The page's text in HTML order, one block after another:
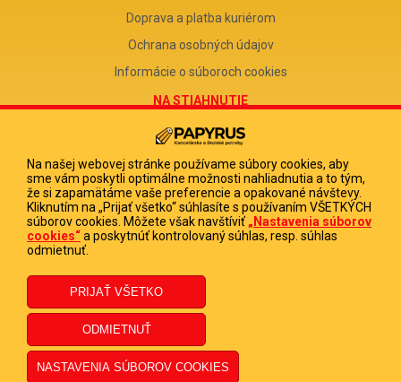
Doprava a platba kuriérom
Ochrana osobných údajov
Informácie o súboroch cookies
NA STIAHNUTIE
Reklamačný formulár
Odstúpenie od zmluvy
Poučenie o odstúpení od zmluvy
FIRMA
PAPYRUS POPRAD, s.r.o.
DIČ 2020513880
IČ DPH SK2020513880
Na našej webovej stránke používame súbory cookies, aby
sme vám poskytli optimálne možnosti nahliadnutia a to tým,
že si zapamätáme vaše preferencie a opakované návštevy.
Kliknutím na „Prijať všetko“ súhlasíte s používaním VŠETKÝCH
súborov cookies. Môžete však navštíviť „Nastavenia súborov
cookies“a poskytnúť kontrolovaný súhlas, resp. súhlas
odmietnuť.